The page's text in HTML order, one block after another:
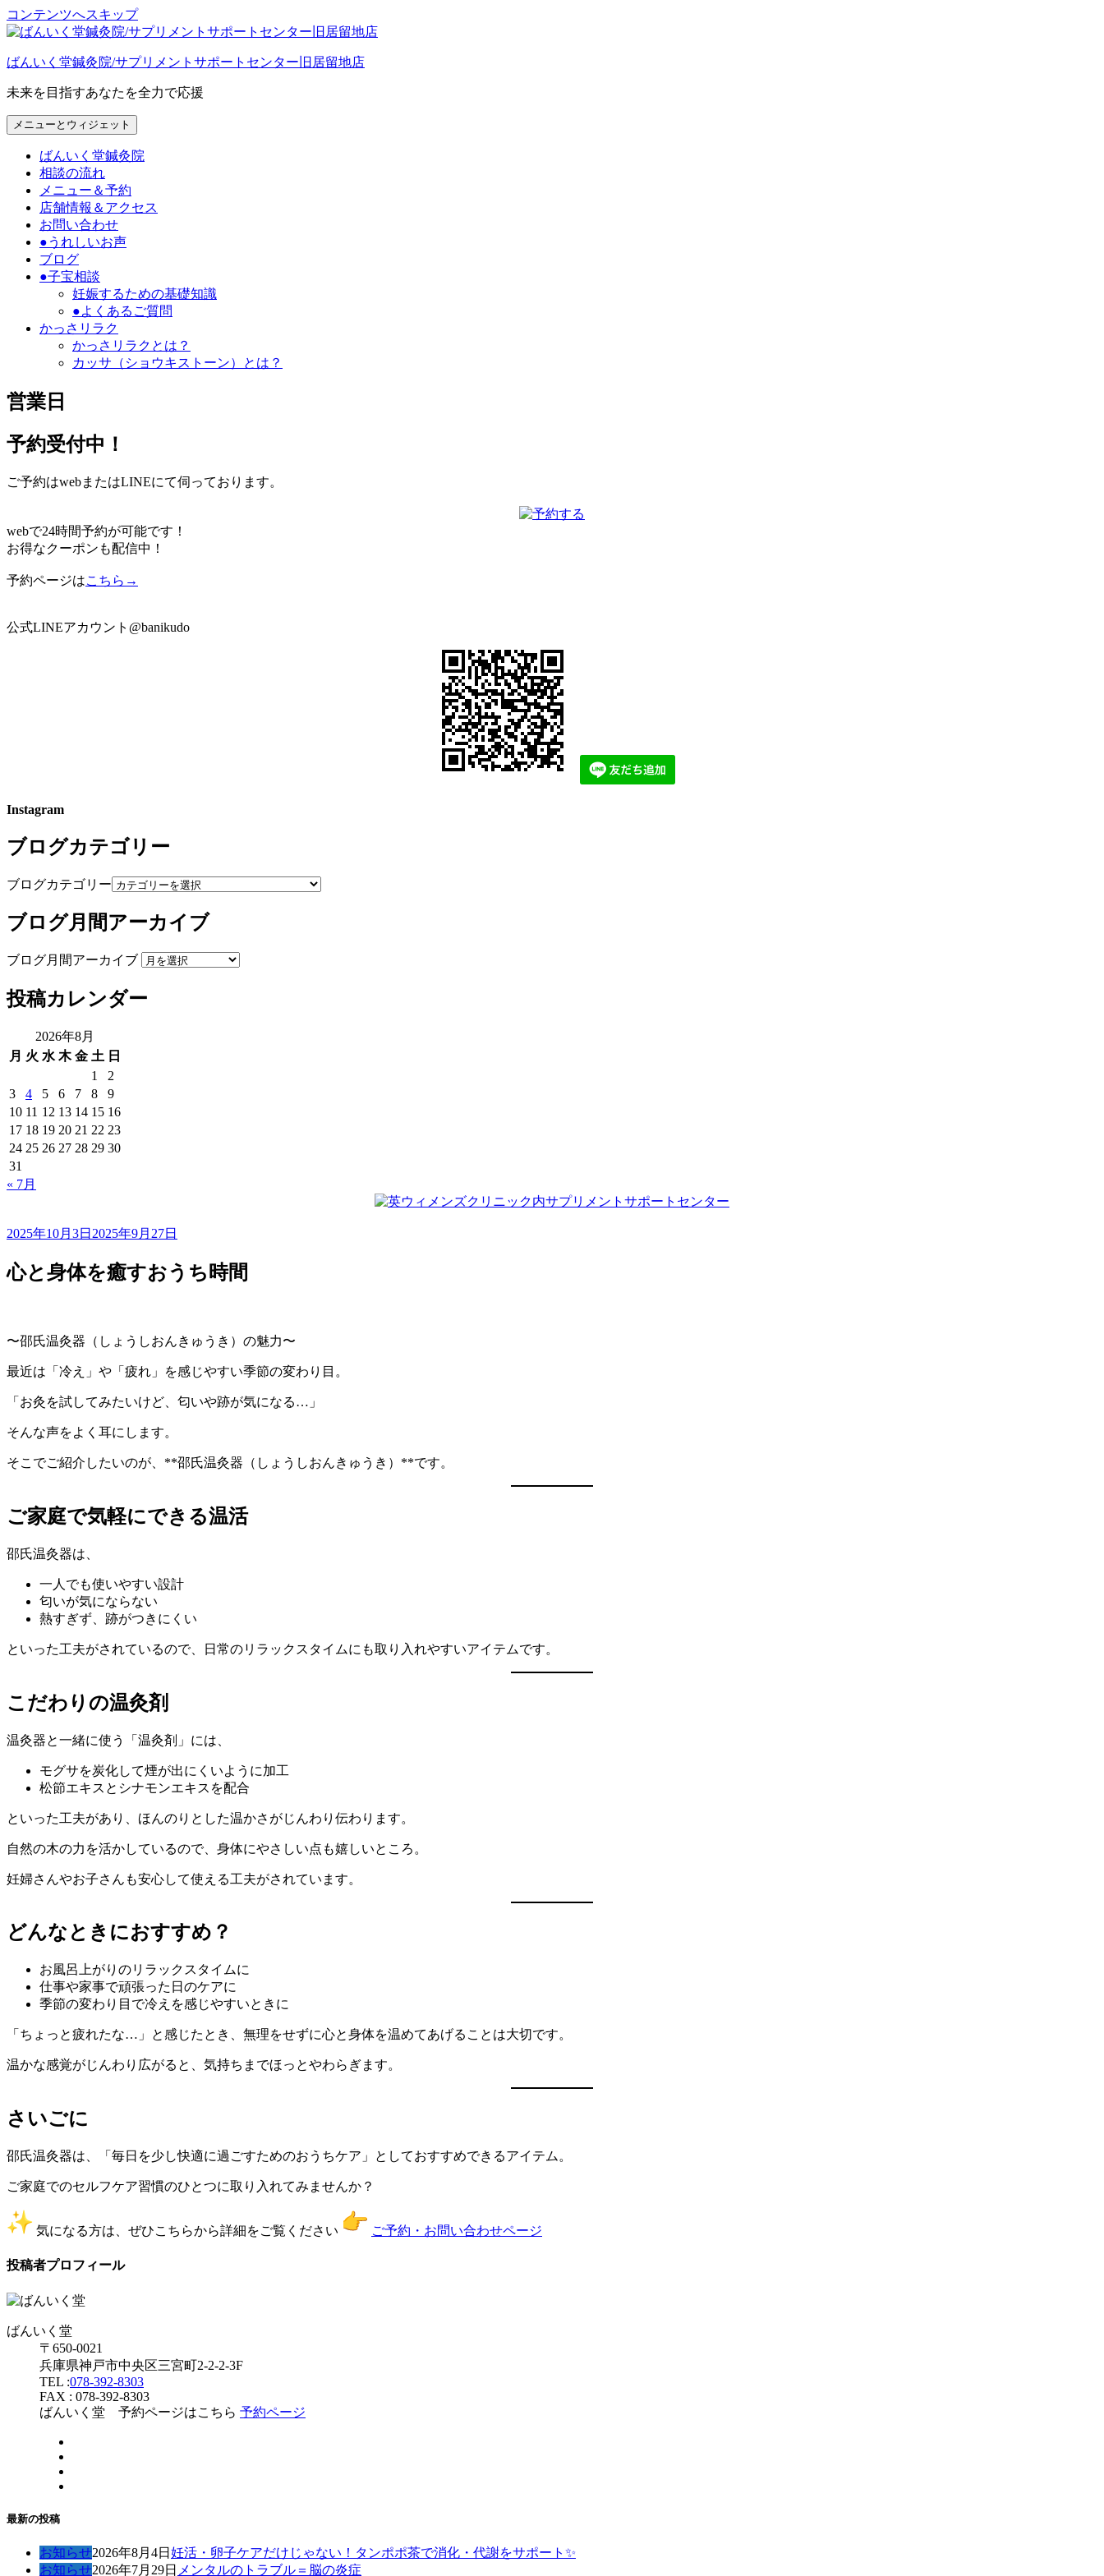
コンテンツへスキップ
ばんいく堂鍼灸院/サプリメントサポートセンター旧居留地店
未来を目指すあなたを全力で応援
メニューとウィジェット
ばんいく堂鍼灸院
相談の流れ
メニュー＆予約
店舗情報＆アクセス
お問い合わせ
●うれしいお声
ブログ
●子宝相談
妊娠するための基礎知識
●よくあるご質問
かっさリラク
かっさリラクとは？
カッサ（ショウキストーン）とは？
営業日
予約受付中！
ご予約はwebまたはLINEにて伺っております。
webで24時間予約が可能です！
お得なクーポンも配信中！
予約ページはこちら→
公式LINEアカウント@banikudo
Instagram
ブログカテゴリー
ブログカテゴリー
ブログ月間アーカイブ
ブログ月間アーカイブ
投稿カレンダー
2026年8月
月 火 水 木 金 土 日
1
2
3
4 5 6 7 8
9
10 11 12 13 14 15 16
17 18 19 20 21 22 23
24 25 26 27 28 29 30
31
« 7月
2025年10月3日 2025年9月27日
心と身体を癒すおうち時間
〜邵氏温灸器（しょうしおんきゅうき）の魅力〜
最近は「冷え」や「疲れ」を感じやすい季節の変わり目。
「お灸を試してみたいけど、匂いや跡が気になる…」
そんな声をよく耳にします。
そこでご紹介したいのが、**邵氏温灸器（しょうしおんきゅうき）**です。
ご家庭で気軽にできる温活
邵氏温灸器は、
一人でも使いやすい設計
匂いが気にならない
熱すぎず、跡がつきにくい
といった工夫がされているので、日常のリラックスタイムにも取り入れやすいアイテムです。
こだわりの温灸剤
温灸器と一緒に使う「温灸剤」には、
モグサを炭化して煙が出にくいように加工
松節エキスとシナモンエキスを配合
といった工夫があり、ほんのりとした温かさがじんわり伝わります。
自然の木の力を活かしているので、身体にやさしい点も嬉しいところ。
妊婦さんやお子さんも安心して使える工夫がされています。
どんなときにおすすめ？
お風呂上がりのリラックスタイムに
仕事や家事で頑張った日のケアに
季節の変わり目で冷えを感じやすいときに
「ちょっと疲れたな…」と感じたとき、無理をせずに心と身体を温めてあげることは大切です。
温かな感覚がじんわり広がると、気持ちまでほっとやわらぎます。
さいごに
邵氏温灸器は、「毎日を少し快適に過ごすためのおうちケア」としておすすめできるアイテム。
ご家庭でのセルフケア習慣のひとつに取り入れてみませんか？
気になる方は、ぜひこちらから詳細をご覧ください ご予約・お問い合わせページ
投稿者プロフィール
ばんいく堂
〒650-0021
兵庫県神戸市中央区三宮町2-2-2-3F
TEL :078-392-8303
FAX : 078-392-8303
ばんいく堂 予約ページはこちら 予約ページ
最新の投稿
お知らせ2026年8月4日 妊活・卵子ケアだけじゃない！タンポポ茶で消化・代謝をサポート✨
お知らせ2026年7月29日 メンタルのトラブル＝脳の炎症